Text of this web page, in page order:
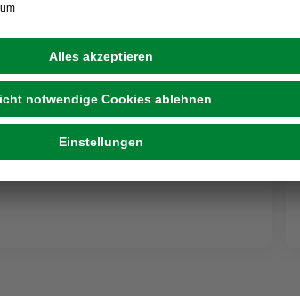
mit 2 Filter/Handschuhe, Polyester,